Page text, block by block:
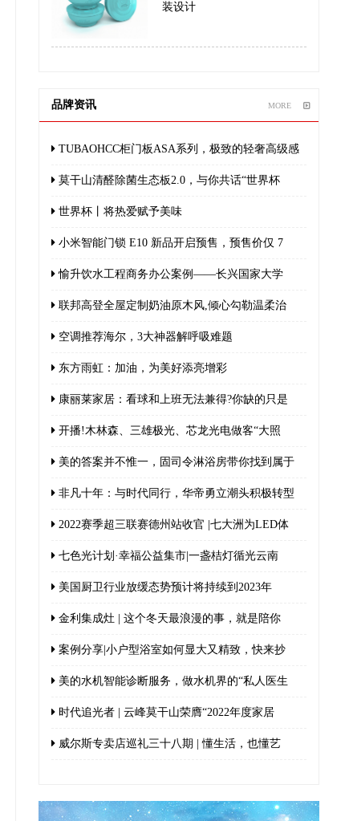
装设计
品牌资讯 MORE
TUBAOHCC柜门板ASA系列，极致的轻奢高级感
莫干山清醛除菌生态板2.0，与你共话“世界杯
世界杯丨将热爱赋予美味
小米智能门锁 E10 新品开启预售，预售价仅 7
愉升饮水工程商务办公案例——长兴国家大学
联邦高登全屋定制奶油原木风,倾心勾勒温柔治
空调推荐海尔，3大神器解呼吸难题
东方雨虹：加油，为美好添亮增彩
康丽莱家居：看球和上班无法兼得?你缺的只是
开播!木林森、三雄极光、芯龙光电做客“大照
美的答案并不惟一，固司令淋浴房带你找到属于
非凡十年：与时代同行，华帝勇立潮头积极转型
2022赛季超三联赛德州站收官 |七大洲为LED体
七色光计划·幸福公益集市|一盏桔灯循光云南
美国厨卫行业放缓态势预计将持续到2023年
金利集成灶 | 这个冬天最浪漫的事，就是陪你
案例分享|小户型浴室如何显大又精致，快来抄
美的水机智能诊断服务，做水机界的“私人医生
时代追光者 | 云峰莫干山荣膺“2022年度家居
威尔斯专卖店巡礼三十八期 | 懂生活，也懂艺